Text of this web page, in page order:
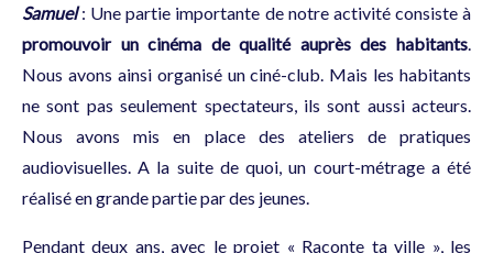
Samuel: Une partie importante de notre activité consiste à
promouvoir un cinéma de qualité auprès des habitants
Nous avons ainsi organisé un ciné-club. Mais les habitants
ne sont pas seulement spectateurs, ils sont aussi acteurs.
Nous avons mis en place des ateliers de pratiques
audiovisuelles. A la suite de quoi, un court-métrage a été
réalisé en grande partie par des jeunes.
Pendant deux ans, avec le projet « Raconte ta ville », les